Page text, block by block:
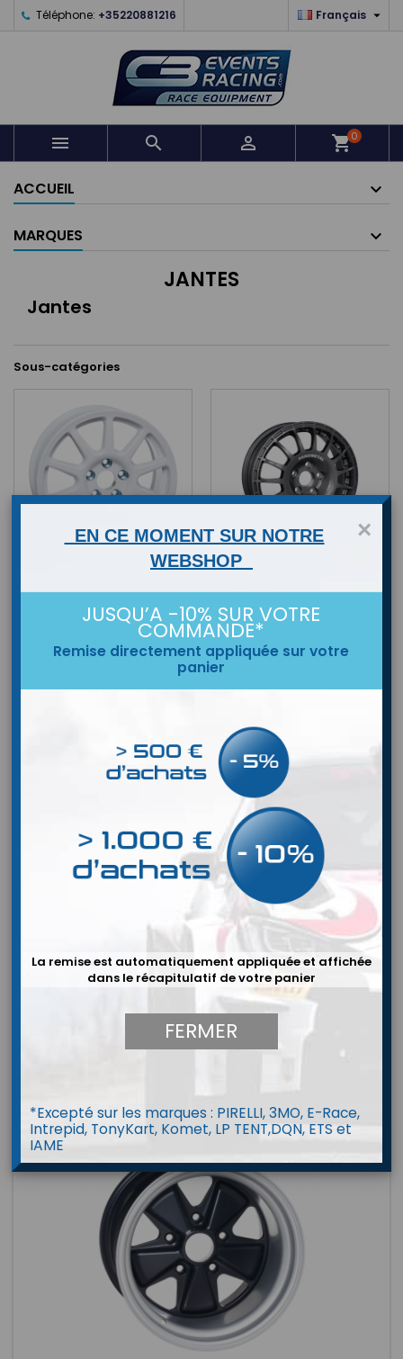
Téléphone: +35220881216 Français 
   shopping_cart0
ACCUEIL
MARQUES
JANTES
Jantes
Sous-catégories
SPEEDLINE
COMPOMOTIVE SPARCO
Affichage 1-20 de 20 article(s)
×
EN CE MOMENT SUR NOTRE
WEBSHOP
JUSQU’A -10% SUR VOTRE
COMMANDE*
Remise directement appliquée sur votre
panier
La remise est automatiquement appliquée et affichée
dans le récapitulatif de votre panier
FERMER
*Excepté sur les marques : PIRELLI, 3MO, E-Race,
Intrepid, TonyKart, Komet, LP TENT,DQN, ETS et
IAME